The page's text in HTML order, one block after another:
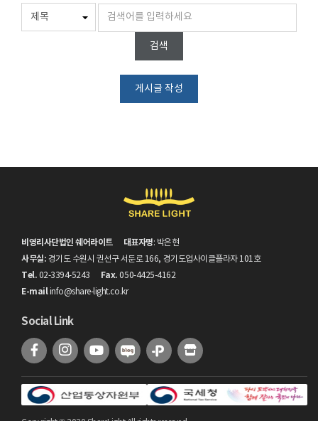
검색
게시글 작성
비영리사단법인 쉐어라이트 대표자명: 박은현
사무실: 경기도 수원시 권선구 서둔로 166, 경기도업사이클플라자 101호
Tel. 02-3394-5243 Fax. 050-4425-4162
E-mail info@share-light.co.kr
Social Link